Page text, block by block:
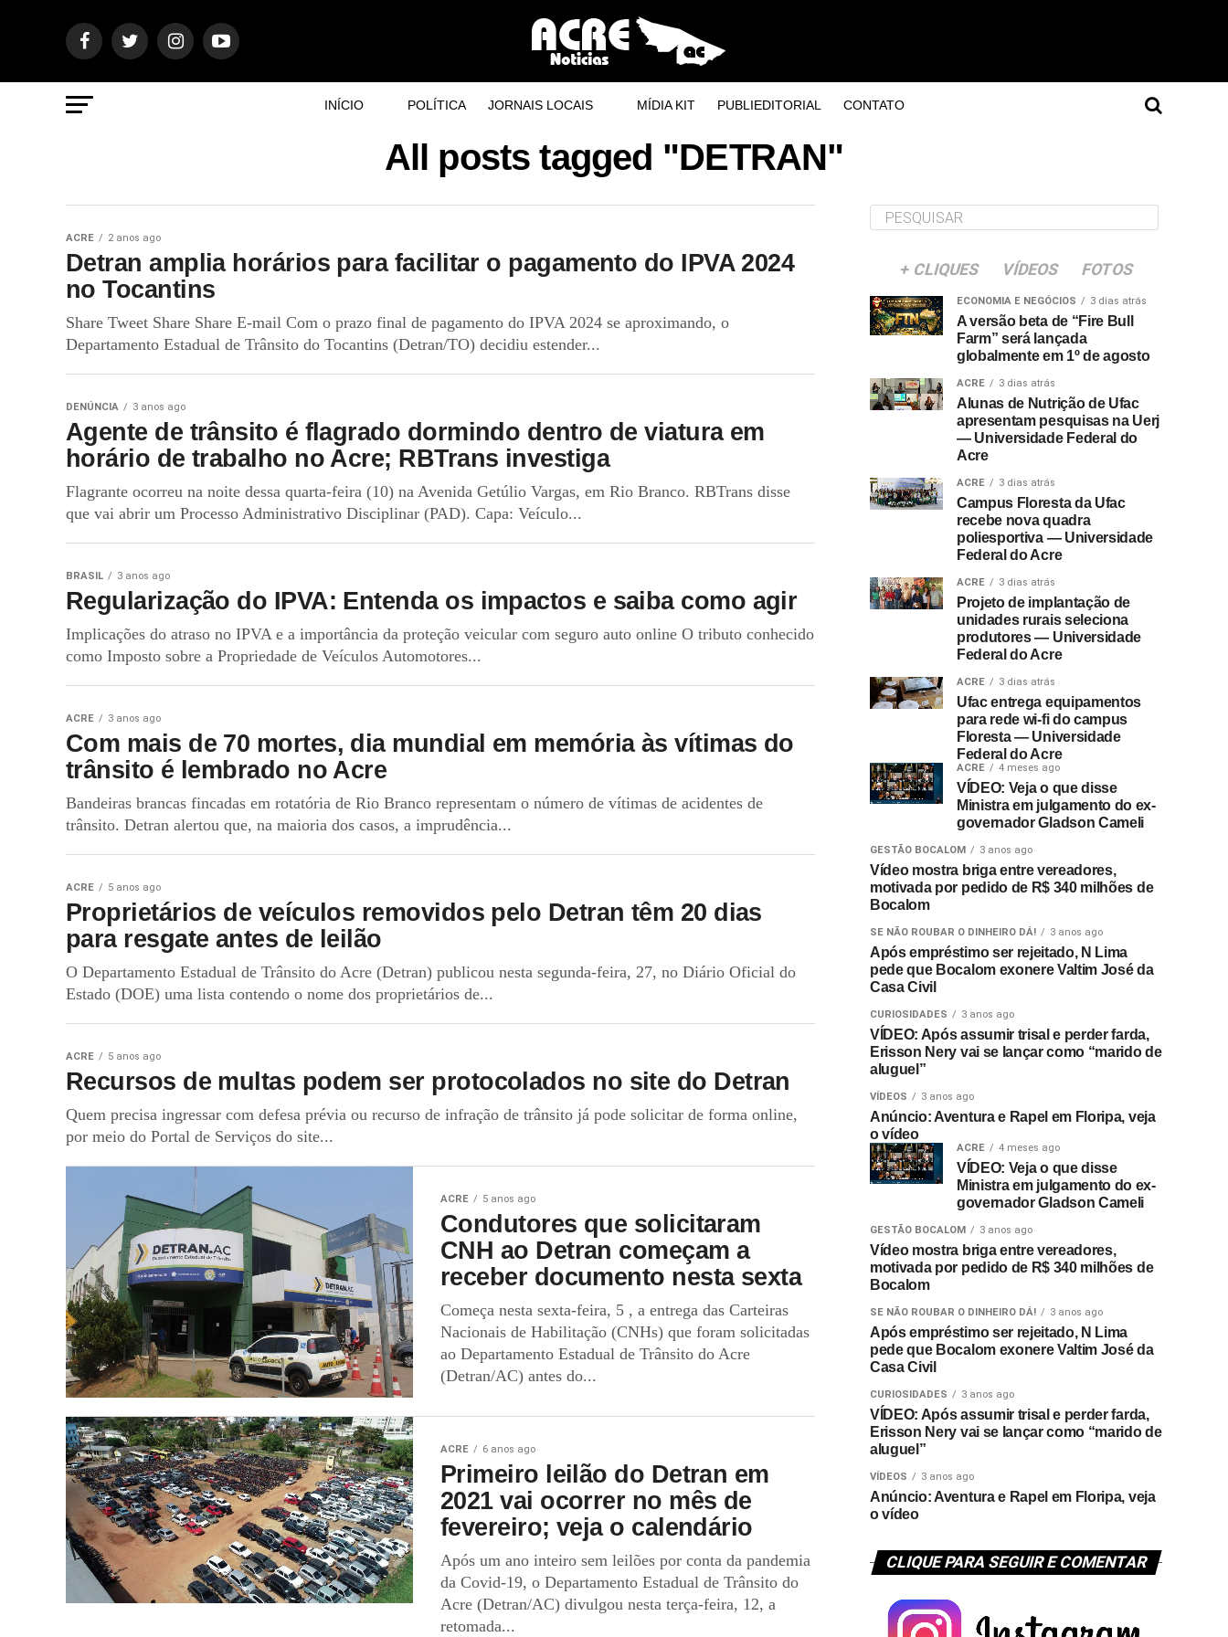
INÍCIO POLÍTICA JORNAIS LOCAIS MÍDIA KIT PUBLIEDITORIAL CONTATO
All posts tagged "DETRAN"
ACRE 2 anos ago
Detran amplia horários para facilitar o pagamento do IPVA 2024
no Tocantins
Share Tweet Share Share E-mail Com o prazo final de pagamento do IPVA 2024 se aproximando, o
Departamento Estadual de Trânsito do Tocantins (Detran/TO) decidiu estender...
DENÚNCIA 3 anos ago
Agente de trânsito é flagrado dormindo dentro de viatura em
horário de trabalho no Acre; RBTrans investiga
Flagrante ocorreu na noite dessa quarta-feira (10) na Avenida Getúlio Vargas, em Rio Branco. RBTrans disse
que vai abrir um Processo Administrativo Disciplinar (PAD). Capa: Veículo...
BRASIL 3 anos ago
Regularização do IPVA: Entenda os impactos e saiba como agir
Implicações do atraso no IPVA e a importância da proteção veicular com seguro auto online O tributo conhecido
como Imposto sobre a Propriedade de Veículos Automotores...
ACRE 3 anos ago
Com mais de 70 mortes, dia mundial em memória às vítimas do
trânsito é lembrado no Acre
Bandeiras brancas fincadas em rotatória de Rio Branco representam o número de vítimas de acidentes de
trânsito. Detran alertou que, na maioria dos casos, a imprudência...
ACRE 5 anos ago
Proprietários de veículos removidos pelo Detran têm 20 dias
para resgate antes de leilão
O Departamento Estadual de Trânsito do Acre (Detran) publicou nesta segunda-feira, 27, no Diário Oficial do
Estado (DOE) uma lista contendo o nome dos proprietários de...
ACRE 5 anos ago
Recursos de multas podem ser protocolados no site do Detran
Quem precisa ingressar com defesa prévia ou recurso de infração de trânsito já pode solicitar de forma online,
por meio do Portal de Serviços do site...
ACRE 5 anos ago
Condutores que solicitaram
CNH ao Detran começam a
receber documento nesta sexta
Começa nesta sexta-feira, 5 , a entrega das Carteiras
Nacionais de Habilitação (CNHs) que foram solicitadas
ao Departamento Estadual de Trânsito do Acre
(Detran/AC) antes do...
ACRE 6 anos ago
Primeiro leilão do Detran em
2021 vai ocorrer no mês de
fevereiro; veja o calendário
Após um ano inteiro sem leilões por conta da pandemia
da Covid-19, o Departamento Estadual de Trânsito do
Acre (Detran/AC) divulgou nesta terça-feira, 12, a
retomada...
+ CLIQUES VÍDEOS FOTOS
ECONOMIA E NEGÓCIOS 3 dias atrás
A versão beta de “Fire Bull
Farm” será lançada
globalmente em 1º de agosto
ACRE 3 dias atrás
Alunas de Nutrição de Ufac
apresentam pesquisas na Uerj
— Universidade Federal do
Acre
ACRE 3 dias atrás
Campus Floresta da Ufac
recebe nova quadra
poliesportiva — Universidade
Federal do Acre
ACRE 3 dias atrás
Projeto de implantação de
unidades rurais seleciona
produtores — Universidade
Federal do Acre
ACRE 3 dias atrás
Ufac entrega equipamentos
para rede wi-fi do campus
Floresta — Universidade
Federal do Acre
ACRE 4 meses ago
VÍDEO: Veja o que disse
Ministra em julgamento do ex-
governador Gladson Cameli
GESTÃO BOCALOM 3 anos ago
Vídeo mostra briga entre vereadores,
motivada por pedido de R$ 340 milhões de
Bocalom
SE NÃO ROUBAR O DINHEIRO DÁ! 3 anos ago
Após empréstimo ser rejeitado, N Lima
pede que Bocalom exonere Valtim José da
Casa Civil
CURIOSIDADES 3 anos ago
VÍDEO: Após assumir trisal e perder farda,
Erisson Nery vai se lançar como “marido de
aluguel”
VÍDEOS 3 anos ago
Anúncio: Aventura e Rapel em Floripa, veja
o vídeo
ACRE 4 meses ago
VÍDEO: Veja o que disse
Ministra em julgamento do ex-
governador Gladson Cameli
GESTÃO BOCALOM 3 anos ago
Vídeo mostra briga entre vereadores,
motivada por pedido de R$ 340 milhões de
Bocalom
SE NÃO ROUBAR O DINHEIRO DÁ! 3 anos ago
Após empréstimo ser rejeitado, N Lima
pede que Bocalom exonere Valtim José da
Casa Civil
CURIOSIDADES 3 anos ago
VÍDEO: Após assumir trisal e perder farda,
Erisson Nery vai se lançar como “marido de
aluguel”
VÍDEOS 3 anos ago
Anúncio: Aventura e Rapel em Floripa, veja
o vídeo
CLIQUE PARA SEGUIR E COMENTAR